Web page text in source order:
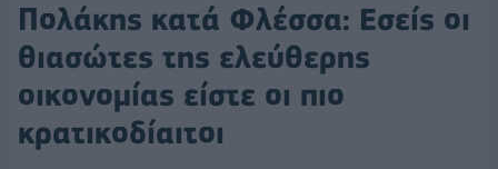
Πολάκης κατά Φλέσσα: Εσείς οι
θιασώτες της ελεύθερης
οικονομίας είστε οι πιο
κρατικοδίαιτοι